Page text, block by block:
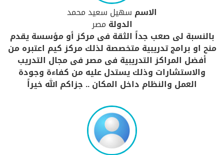
الاسم سهيل سعيد محمد
الدولة مصر
بالنسبة لى صعب جداً الثقة فى مركز أو مؤسسة يقدم
منح او برامج تدريبية متخصصة لذلك مركز كيم اعتبره من
أفضل المراكز التدريبية فى مصر فى مجال التدريب
والاستشارات وذلك يستدل عليه من كفاءة وجودة
العمل والنظام داخل المكان .. جزاكم الله خيراً